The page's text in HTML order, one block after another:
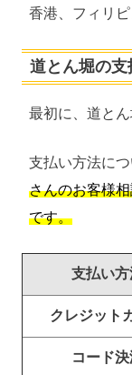
香港、フィリ
道とん堀の
最初に、道と
支払い方法につ
さんのお客様
です。
支払い方
クレジット
コード